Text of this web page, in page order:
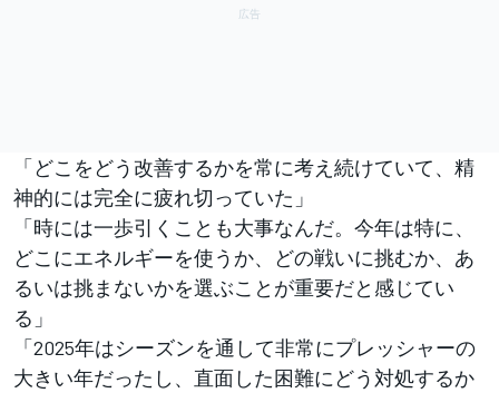
「どこをどう改善するかを常に考え続けていて、精
神的には完全に疲れ切っていた」
「時には一歩引くことも大事なんだ。今年は特に、
どこにエネルギーを使うか、どの戦いに挑むか、あ
るいは挑まないかを選ぶことが重要だと感じてい
る」
「2025年はシーズンを通して非常にプレッシャーの
大きい年だったし、直面した困難にどう対処するか